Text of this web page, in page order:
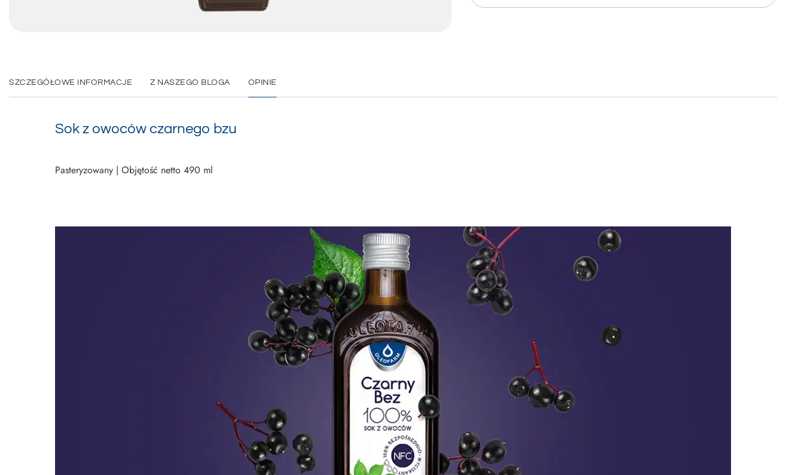
SZCZEGÓŁOWE INFORMACJE Z NASZEGO BLOGA OPINIE
Sok z owoców czarnego bzu
Pasteryzowany | Objętość netto 490 ml